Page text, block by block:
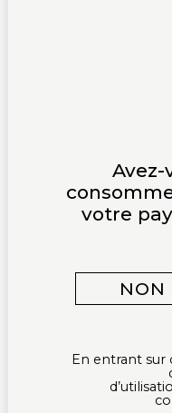
LE RIESLING
DOUCEUR
Avez-
votre
NON
En entrant sur